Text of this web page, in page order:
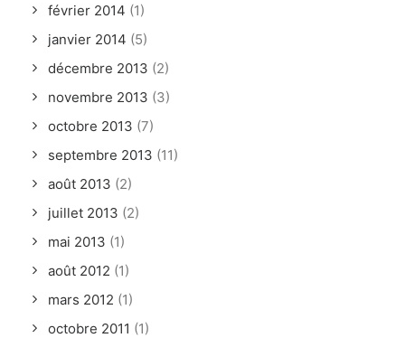
février 2014 (1)
janvier 2014 (5)
décembre 2013 (2)
novembre 2013 (3)
octobre 2013 (7)
septembre 2013 (11)
août 2013 (2)
juillet 2013 (2)
mai 2013 (1)
août 2012 (1)
mars 2012 (1)
octobre 2011 (1)